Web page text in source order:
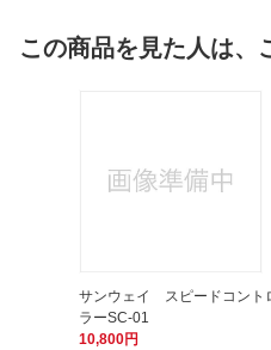
この商品を見た人は、
サンウェイ スピードコント
ラーSC-01
10,800円